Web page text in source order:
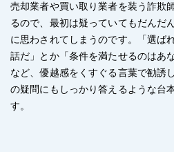
売却業者や買い取り業者を装う詐欺
るので、最初は疑っていてもだんだ
に思わされてしまうのです。「選ば
話だ」とか「条件を満たせるのはあ
など、優越感をくすぐる言葉で勧誘
の疑問にもしっかり答えるような台
す。